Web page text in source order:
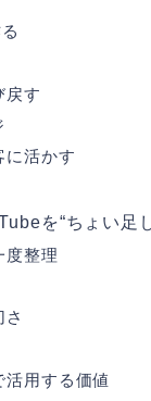
戻す
に活かす
を“ちょい足
度整理
活用する価値